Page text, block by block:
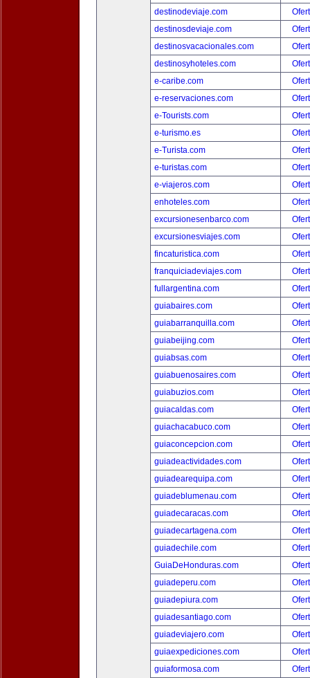
destinodeviaje.com
destinosdeviaje.com
destinosvacacionales.com
destinosyhoteles.com
e-caribe.com
e-reservaciones.com
e-Tourists.com
e-turismo.es
e-Turista.com
e-turistas.com
e-viajeros.com
enhoteles.com
excursionesenbarco.com
excursionesviajes.com
fincaturistica.com
franquiciadeviajes.com
fullargentina.com
guiabaires.com
guiabarranquilla.com
guiabeijing.com
guiabsas.com
guiabuenosaires.com
guiabuzios.com
guiacaldas.com
guiachacabuco.com
guiaconcepcion.com
guiadeactividades.com
guiadearequipa.com
guiadeblumenau.com
guiadecaracas.com
guiadecartagena.com
guiadechile.com
GuiaDeHonduras.com
guiadeperu.com
guiadepiura.com
guiadesantiago.com
guiadeviajero.com
guiaexpediciones.com
guiaformosa.com